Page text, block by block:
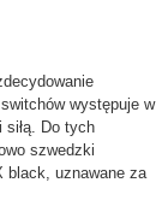
występuje w
siłą. Do tych
szwedzki
black, uznawane za